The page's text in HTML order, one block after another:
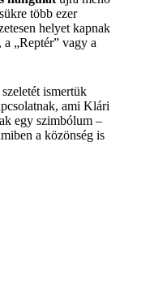
több ezer
helyet kapnak
„Reptér” vagy a
ismertük
ami Klári
egy szimbólum –
a közönség is